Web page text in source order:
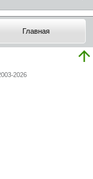
Главная
2026